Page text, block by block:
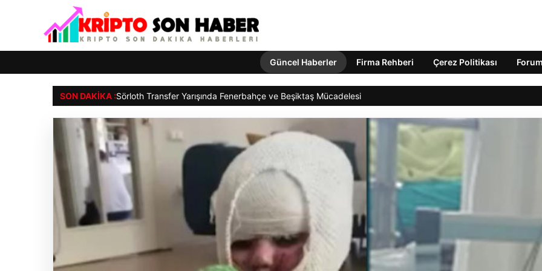
Güncel Haberler Firma Rehberi Çerez Politikası
SON DAKIKA :Sörloth Transfer Yarışında Fenerbahçe ve Beşiktaş Mücadelesi